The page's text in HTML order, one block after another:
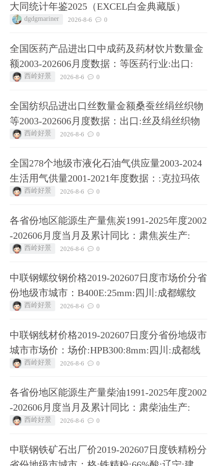
大同统计年鉴2025（EXCEL白金典藏版）
dgdgmariner 2026-8-6 0
全国医药产品进出口中成药及药材饮片数量金
额2003-202606月度数据：等医药行业:出口:
西岭好景 2026-8-6 0
全国纺织品进出口丝数量金额桑蚕丝绢丝织物
等2003-202606月度数据：出口:丝及绢丝织物
西岭好景 2026-8-6 0
全国278个地级市液化石油气供应量2003-2024
生活用气供量2001-2021年度数据：:克拉玛依
西岭好景 2026-8-6 0
各省份地区能源生产量焦炭1991-2025年度2002
-202606月度当月及累计同比：肃焦炭生产:
西岭好景 2026-8-6 0
中联钢螺纹钢价格2019-202607日度市场价分省
份地级市城市：B400E:25mm:四川:成都螺纹
西岭好景 2026-8-6 0
中联钢线材价格2019-202607日度分省份地级市
城市市场价：场价:HPB300:8mm:四川:成都线
西岭好景 2026-8-6 0
各省份地区能源生产量柴油1991-2025年度2002
-202606月度当月及累计同比：肃柴油生产:
西岭好景 2026-8-6 0
中联钢铁矿石出厂价2019-202607日度铁精粉分